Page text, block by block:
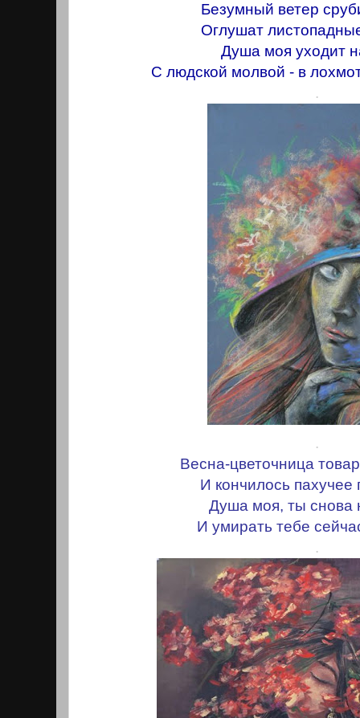
Безумный ветер
Оглушат
Душа моя уходит
С людской молвой - в
.
.
Весна-цветочница
И кончилось пахучее
Душа моя, ты снова
И умирать тебе
.